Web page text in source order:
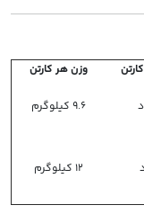
وزن هر کارتن
9.6 کیلوگرم
12 کیلوگرم